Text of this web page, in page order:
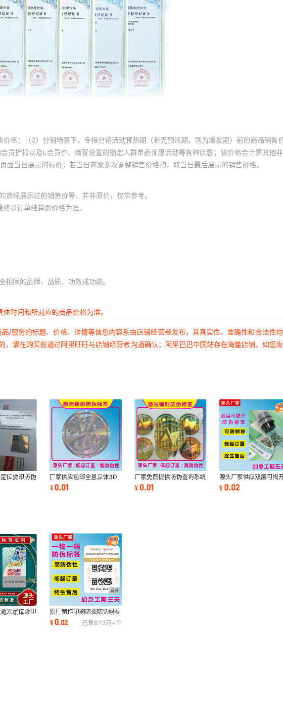
格；（2）分销场景下，专指分销活动预热期（若无预热期，则为爆发期）前的商品销售
折扣以及L会员价、商家设置的指定人群单品优惠活动等各种优惠；该价格会计算其他
当日展示的标价；若当日商家多次调整销售价格的，取当日最后展示的销售价格。
经展示过的销售价等，并非原价，仅供参考。
以订单结算页价格为准。
同的品牌、品质、功效或功能。
时间和所对应的商品价格为准。
/服务的标题、价格、详情等信息内容系由店铺经营者发布，其真实性、准确性和合法性
请在购买前通过阿里旺旺与店铺经营者沟通确认；阿里巴巴中国站存在海量店铺，如您
位烫印防伪
银防伪标溯
厂家供应包邮全息立体3D
防造假镭射不干胶防伪标签
激光防伪标识
¥0.01
厂家免费提供防伪查询系统
印刷防伪标签 激光全息镭
射立体防伪标
¥0.01
源头厂家供应双层可揭
伪标识 双层防转移一次
可破坏防伪标
¥0.02
光定位烫印
银防伪标
原厂制作印刷防盗防伪码标
签 商品一物一码贴封口处
防伪标溯源码
¥0.02 已售873万+个